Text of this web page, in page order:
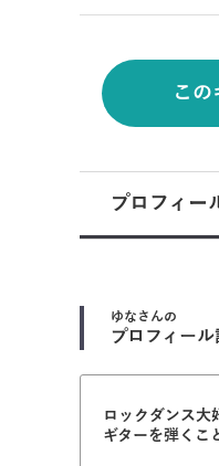
この
プロフィー
ゆな さんの
プロフィール
ロックダンス大
ギターを弾くこ